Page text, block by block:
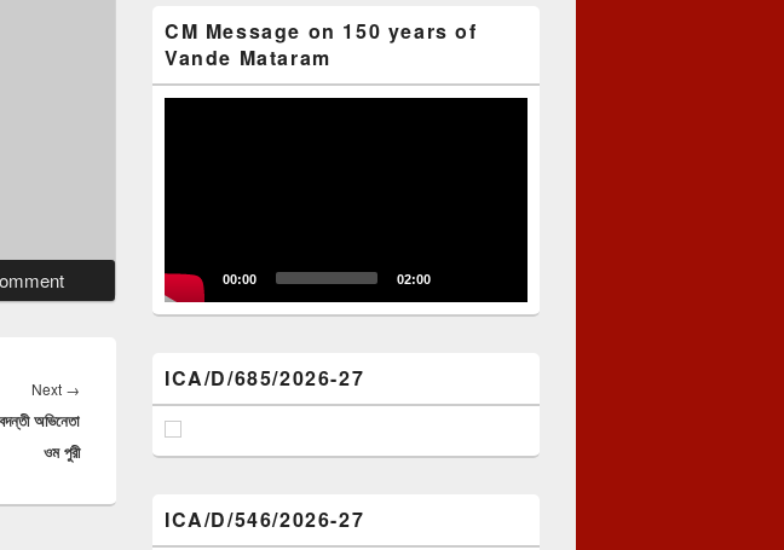
Next →
post:
অভিনেতা
ওম পুরী
CM Message on 150 years of
Vande Mataram
00:00 02:00
ICA/D/685/2026-27
ICA/D/546/2026-27